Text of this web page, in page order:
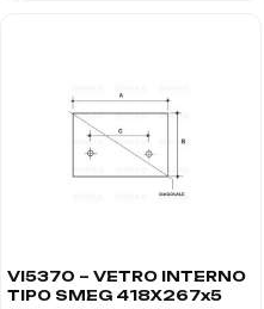
VI5370 – VETRO INTERNO
TIPO SMEG 418X267x5